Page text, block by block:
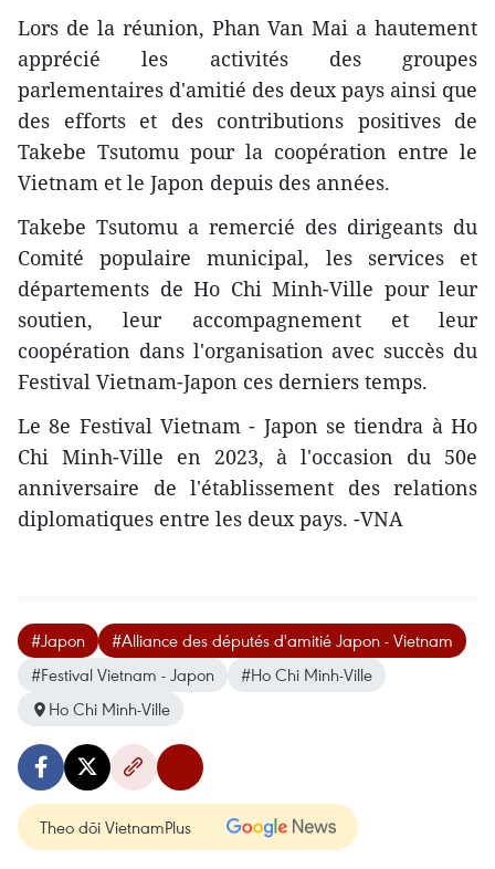
Lors de la réunion, Phan Van Mai a hautement
apprécié les activités des groupes
parlementaires d'amitié des deux pays ainsi que
des efforts et des contributions positives de
Takebe Tsutomu pour la coopération entre le
Vietnam et le Japon depuis des années.
Takebe Tsutomu a remercié des dirigeants du
Comité populaire municipal, les services et
départements de Ho Chi Minh-Ville pour leur
soutien, leur accompagnement et leur
coopération dans l'organisation avec succès du
Festival Vietnam-Japon ces derniers temps.
Le 8e Festival Vietnam - Japon se tiendra à Ho
Chi Minh-Ville en 2023, à l'occasion du 50e
anniversaire de l'établissement des relations
diplomatiques entre les deux pays. -VNA
#Japon
#Alliance des députés d'amitié Japon - Vietnam
#Festival Vietnam - Japon
#Ho Chi Minh-Ville
Ho Chi Minh-Ville
Theo dõi VietnamPlus